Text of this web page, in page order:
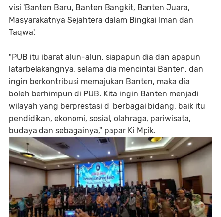
visi 'Banten Baru, Banten Bangkit, Banten Juara,
Masyarakatnya Sejahtera dalam Bingkai Iman dan
Taqwa'.
"PUB itu ibarat alun-alun, siapapun dia dan apapun
latarbelakangnya, selama dia mencintai Banten, dan
ingin berkontribusi memajukan Banten, maka dia
boleh berhimpun di PUB. Kita ingin Banten menjadi
wilayah yang berprestasi di berbagai bidang, baik itu
pendidikan, ekonomi, sosial, olahraga, pariwisata,
budaya dan sebagainya," papar Ki Mpik.